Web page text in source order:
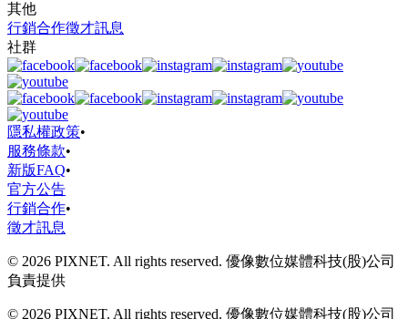
其他
行銷合作徵才訊息
社群
隱私權政策•
服務條款•
新版FAQ•
官方公告
行銷合作•
徵才訊息
© 2026 PIXNET. All rights reserved. 優像數位媒體科技(股)公司
負責提供
© 2026 PIXNET. All rights reserved. 優像數位媒體科技(股)公司